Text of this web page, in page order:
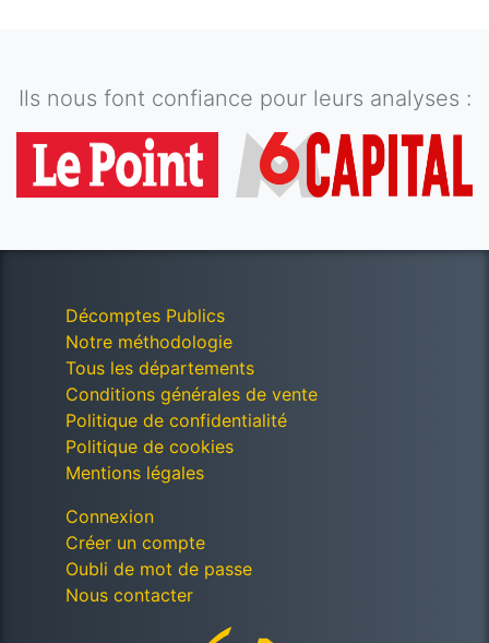
Ils nous font confiance pour leurs analyses :
Décomptes Publics
Notre méthodologie
Tous les départements
Conditions générales de vente
Politique de confidentialité
Politique de cookies
Mentions légales
Connexion
Créer un compte
Oubli de mot de passe
Nous contacter